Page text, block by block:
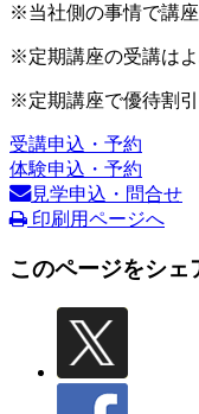
※当社側の事情で講
※定期講座の受講は
※定期講座で優待割
受講申込・予約
体験申込・予約
見学申込・問合せ
印刷用ページへ
このページをシェ